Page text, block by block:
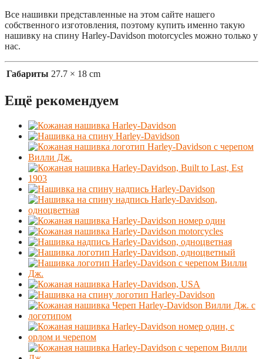
Все нашивки представленные на этом сайте нашего
собственного изготовления, поэтому купить именно такую
нашивку на спину Harley-Davidson motorcycles можно только у
нас.
Габариты 27.7 × 18 cm
Ещё рекомендуем